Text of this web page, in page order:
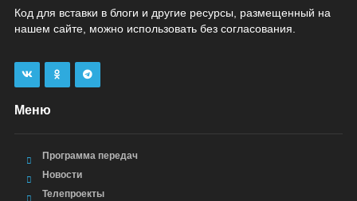
Код для вставки в блоги и другие ресурсы, размещенный на
нашем сайте, можно использовать без согласования.
Меню
Программа передач
Новости
Телепроекты